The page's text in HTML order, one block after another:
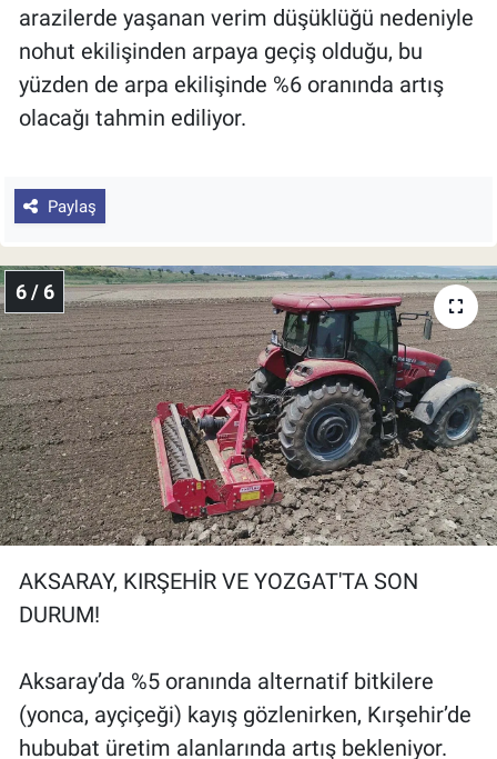
arazilerde yaşanan verim düşüklüğü nedeniyle
nohut ekilişinden arpaya geçiş olduğu, bu
yüzden de arpa ekilişinde %6 oranında artış
olacağı tahmin ediliyor.
Paylaş
6 / 6
AKSARAY, KIRŞEHİR VE YOZGAT'TA SON
DURUM!
Aksaray’da %5 oranında alternatif bitkilere
(yonca, ayçiçeği) kayış gözlenirken, Kırşehir’de
hububat üretim alanlarında artış bekleniyor.